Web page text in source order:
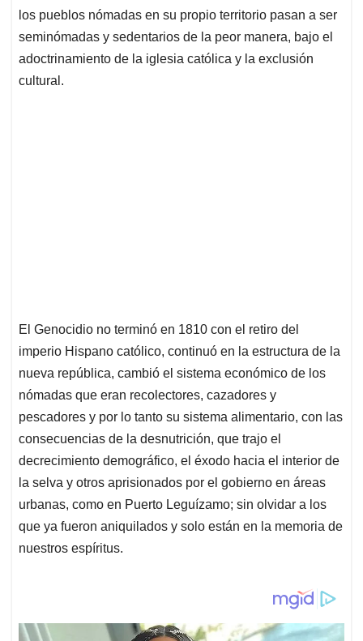
los pueblos nómadas en su propio territorio pasan a ser
seminómadas y sedentarios de la peor manera, bajo el
adoctrinamiento de la iglesia católica y la exclusión
cultural.
El Genocidio no terminó en 1810 con el retiro del
imperio Hispano católico, continuó en la estructura de la
nueva república, cambió el sistema económico de los
nómadas que eran recolectores, cazadores y
pescadores y por lo tanto su sistema alimentario, con las
consecuencias de la desnutrición, que trajo el
decrecimiento demográfico, el éxodo hacia el interior de
la selva y otros aprisionados por el gobierno en áreas
urbanas, como en Puerto Leguízamo; sin olvidar a los
que ya fueron aniquilados y solo están en la memoria de
nuestros espíritus.